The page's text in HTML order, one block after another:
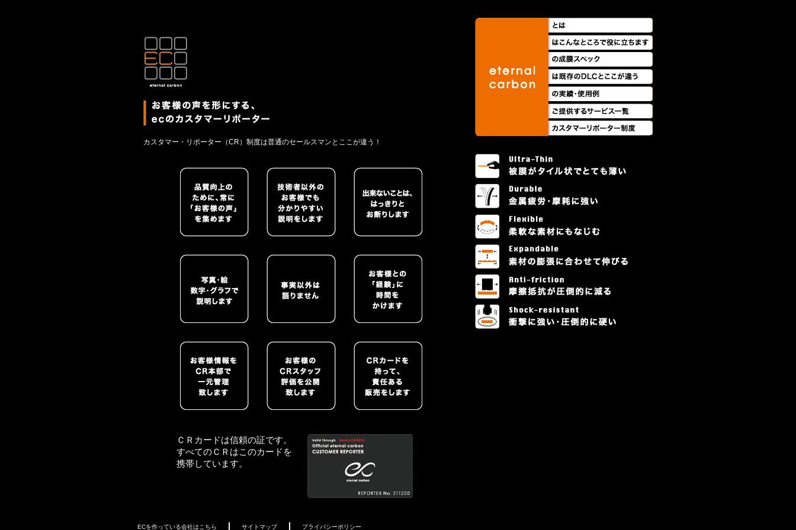
カスタマー・リポーター（CR）制度は普通のセールスマンとここが違う！
ＣＲカードは信頼の証です。
すべてのＣＲはこのカードを
携帯しています。
ECを作っている会社はこちら サイトマップ プライバシーポリシー